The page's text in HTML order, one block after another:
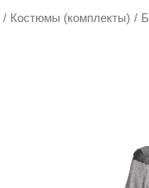
/ Костюмы (комплекты) /